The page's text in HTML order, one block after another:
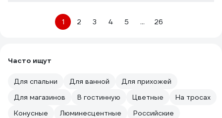
1 2 3 4 5 ... 26
Часто ищут
Для спальни Для ванной
Для прихожей
Для магазинов
В гостинную Цветные
На тросах
Конусные
Люминесцентные
Российские